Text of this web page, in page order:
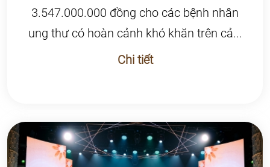
3.547.000.000 đồng cho các bệnh nhân
ung thư có hoàn cảnh khó khăn trên cả...
Chi tiết